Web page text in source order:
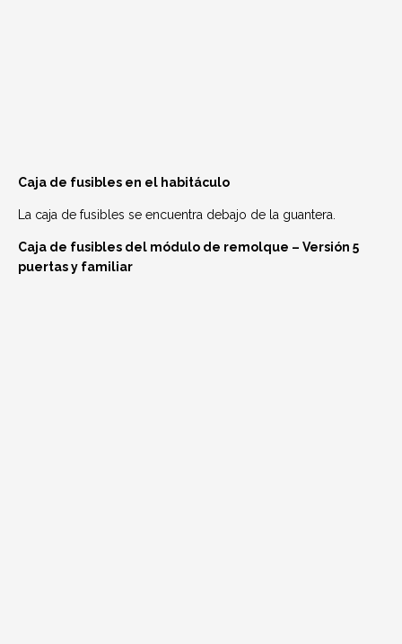
Caja de fusibles en el habitáculo
La caja de fusibles se encuentra debajo de la guantera.
Caja de fusibles del módulo de remolque – Versión 5
puertas y familiar